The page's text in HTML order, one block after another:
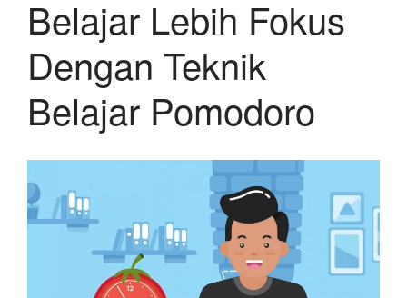
Belajar Lebih Fokus
Dengan Teknik
Belajar Pomodoro